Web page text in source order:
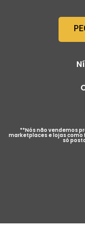
**Nós não vendemos
marketplaces e lojas como
só